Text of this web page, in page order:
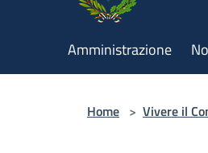
Amministrazione
Home > Vivere il